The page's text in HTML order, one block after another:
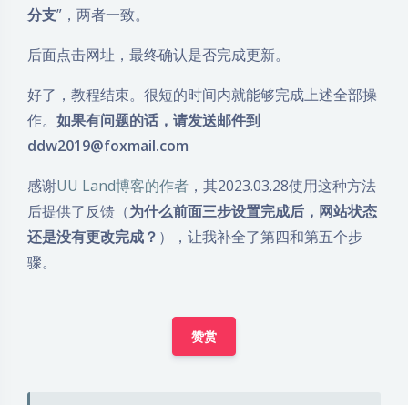
分支”，两者一致。
后面点击网址，最终确认是否完成更新。
好了，教程结束。很短的时间内就能够完成上述全部操
作。 如果有问题的话，请发送邮件到
ddw2019@foxmail.com
感谢UU Land博客的作者 ，其2023.03.28使用这种方法
后提供了反馈（为什么前面三步设置完成后，网站状态
还是没有更改完成？ ），让我补全了第四和第五个步
骤。
赞赏